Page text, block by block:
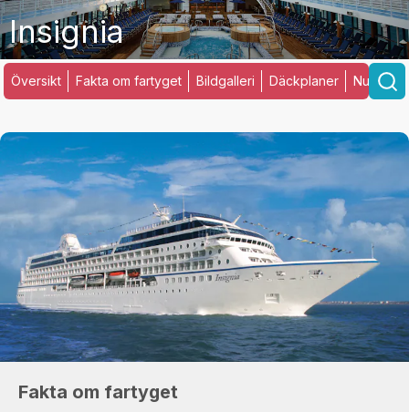
Insignia
Översikt Fakta om fartyget Bildgalleri Däckplaner
Fakta om fartyget